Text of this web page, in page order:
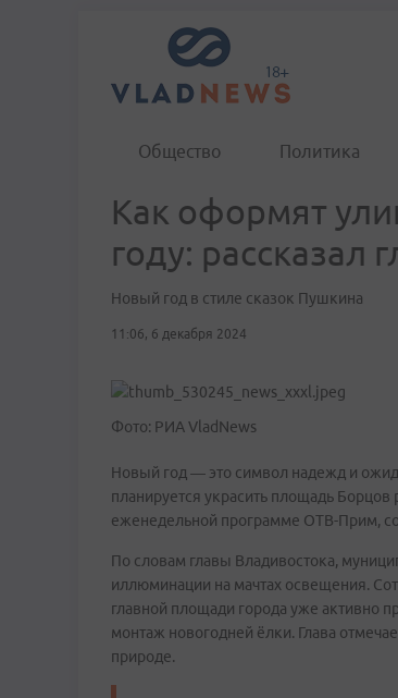
Общество Политика
Как оформят
году: рассказал
Новый год в стиле сказок Пушкина
11:06, 6 декабря 2024
Фото: РИА VladNews
Новый год — это символ надежд и
планируется украсить площадь
еженедельной программе ОТВ-Прим,
По словам главы Владивостока,
иллюминации на мачтах освещения.
главной площади города уже активно
монтаж новогодней ёлки. Глава
природе.